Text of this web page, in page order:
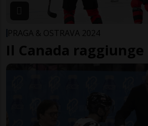
PRAGA & OSTRAVA 2024
Il Canada raggiunge